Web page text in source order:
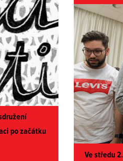
po začátku
Ve středu